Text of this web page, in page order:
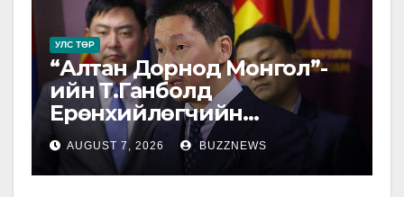
УЛС ТӨР
“Алтан Дорнод Монгол”-
ийн Т.Ганболд
Ерөнхийлөгчийн
сонгуульд нэр дэвшихээ
илэрхийлэв.
AUGUST 7, 2026 BUZZNEWS